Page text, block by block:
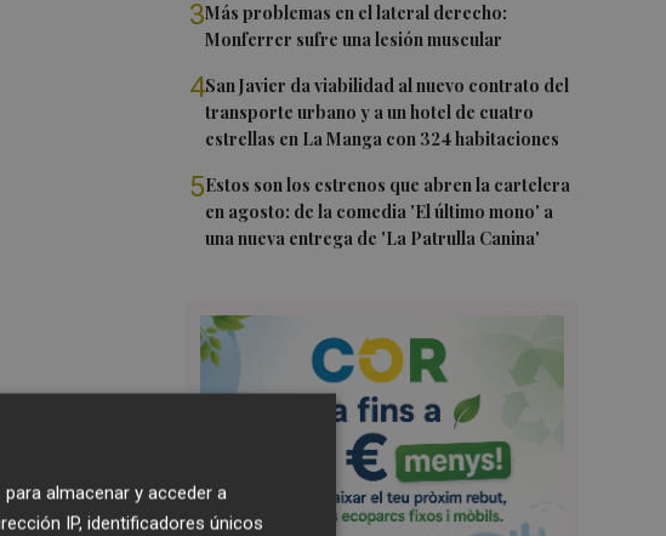
3Más problemas en el lateral derecho:
Monferrer sufre una lesión muscular
4San Javier da viabilidad al nuevo contrato del
transporte urbano y a un hotel de cuatro
estrellas en La Manga con 324 habitaciones
5Estos son los estrenos que abren la cartelera
en agosto: de la comedia 'El último mono' a
una nueva entrega de 'La Patrulla Canina'
almacenar y acceder a
IP, identificadores únicos